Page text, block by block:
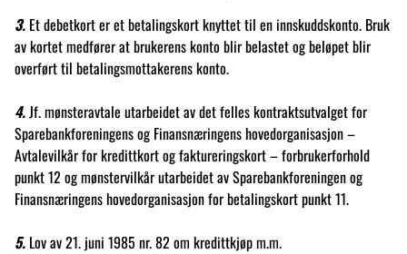
3. Et debetkort er et betalingskort knyttet til en innskuddskonto. Bruk
av kortet medfører at brukerens konto blir belastet og beløpet blir
overført til betalingsmottakerens konto.
4. Jf. mønsteravtale utarbeidet av det felles kontraktsutvalget for
Sparebankforeningens og Finansnæringens hovedorganisasjon –
Avtalevilkår for kredittkort og faktureringskort – forbrukerforhold
punkt 12 og mønstervilkår utarbeidet av Sparebankforeningen og
Finansnæringens hovedorganisasjon for betalingskort punkt 11.
5. Lov av 21. juni 1985 nr. 82 om kredittkjøp m.m.